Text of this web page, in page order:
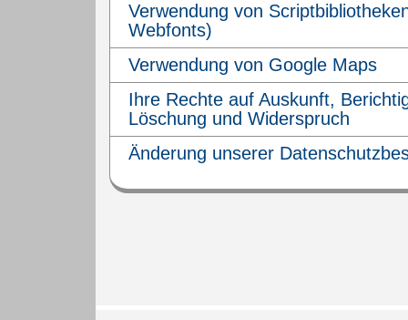
Verwendung von
Webfonts)
Verwendung von Google Maps
Ihre Rechte auf Auskunft,
Löschung und Widerspruch
Änderung unserer